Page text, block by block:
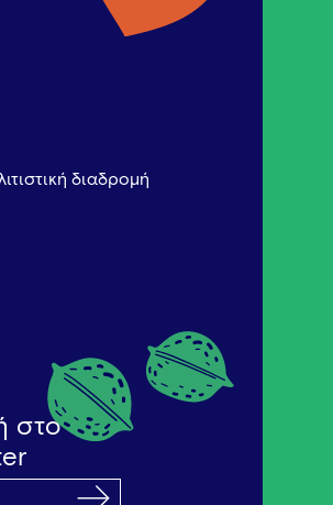
διαδρομή
στο